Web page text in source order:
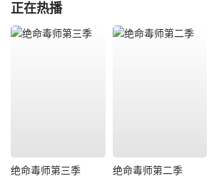
正在热播
绝命毒师第三季 绝命毒师第二季